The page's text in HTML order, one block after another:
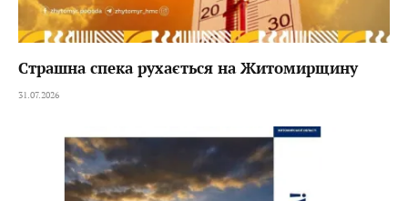
Страшна спека рухається на Житомирщину
31.07.2026